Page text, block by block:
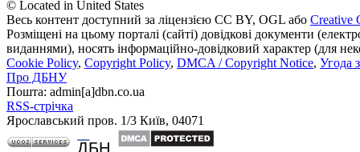
© Located in United States
Весь контент доступний за ліцензією CC BY, OGL або Creative
Розміщені на цьому порталі (сайті) довідкові документи
виданнями), носять інформаційно-довідковий характер (для
Cookie Policy, Copyright Policy, DMCA / Copyright Notice, Угода
Про ДБНУ
Пошта: admin[а]dbn.co.ua
RSS-стрічка
Ярославський пров. 1/3 Київ, 04071